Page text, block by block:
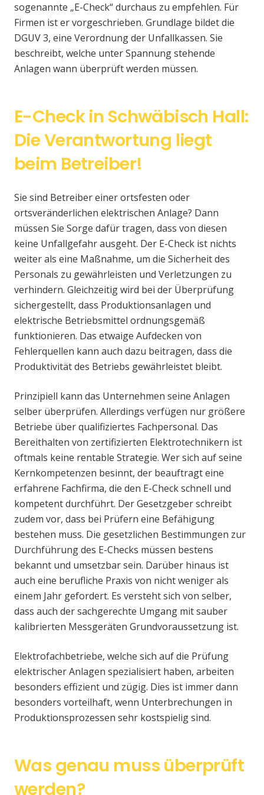
sogenannte „E-Check“ durchaus zu empfehlen. Für
Firmen ist er vorgeschrieben. Grundlage bildet die
DGUV 3, eine Verordnung der Unfallkassen. Sie
beschreibt, welche unter Spannung stehende
Anlagen wann überprüft werden müssen.
E-Check in Schwäbisch Hall:
Die Verantwortung liegt
beim Betreiber!
Sie sind Betreiber einer ortsfesten oder
ortsveränderlichen elektrischen Anlage? Dann
müssen Sie Sorge dafür tragen, dass von diesen
keine Unfallgefahr ausgeht. Der E-Check ist nichts
weiter als eine Maßnahme, um die Sicherheit des
Personals zu gewährleisten und Verletzungen zu
verhindern. Gleichzeitig wird bei der Überprüfung
sichergestellt, dass Produktionsanlagen und
elektrische Betriebsmittel ordnungsgemäß
funktionieren. Das etwaige Aufdecken von
Fehlerquellen kann auch dazu beitragen, dass die
Produktivität des Betriebs gewährleistet bleibt.
Prinzipiell kann das Unternehmen seine Anlagen
selber überprüfen. Allerdings verfügen nur größere
Betriebe über qualifiziertes Fachpersonal. Das
Bereithalten von zertifizierten Elektrotechnikern ist
oftmals keine rentable Strategie. Wer sich auf seine
Kernkompetenzen besinnt, der beauftragt eine
erfahrene Fachfirma, die den E-Check schnell und
kompetent durchführt. Der Gesetzgeber schreibt
zudem vor, dass bei Prüfern eine Befähigung
bestehen muss. Die gesetzlichen Bestimmungen zur
Durchführung des E-Checks müssen bestens
bekannt und umsetzbar sein. Darüber hinaus ist
auch eine berufliche Praxis von nicht weniger als
einem Jahr gefordert. Es versteht sich von selber,
dass auch der sachgerechte Umgang mit sauber
kalibrierten Messgeräten Grundvoraussetzung ist.
Elektrofachbetriebe, welche sich auf die Prüfung
elektrischer Anlagen spezialisiert haben, arbeiten
besonders effizient und zügig. Dies ist immer dann
besonders vorteilhaft, wenn Unterbrechungen in
Produktionsprozessen sehr kostspielig sind.
Was genau muss überprüft
werden?